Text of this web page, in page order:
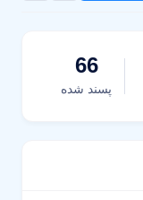
66
پسند شده